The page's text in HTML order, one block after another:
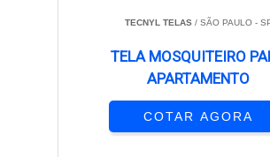
TECNYL TELAS/ SÃO PAULO -
TELA MOSQUITEIRO
APARTAMENTO
COTAR AGORA